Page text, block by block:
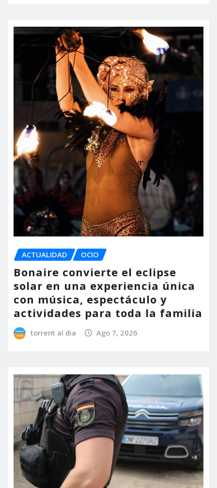
ACTUALIDAD OCIO
Bonaire convierte el eclipse
solar en una experiencia única
con música, espectáculo y
actividades para toda la familia
torrent al dia Ago 7, 2026